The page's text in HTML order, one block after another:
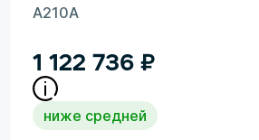
A210A
1 122 736 ₽
ниже средней